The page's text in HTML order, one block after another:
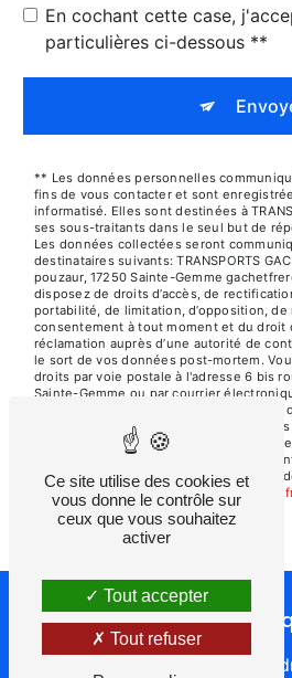
En cochant cette case,
particulières ci-dessous **
** Les données personnelles
fins de vous contacter et sont
informatisé. Elles sont destinées à
ses sous-traitants dans le seul but de
Les données collectées seront
destinataires suivants: TRANSPORTS
pouzaur, 17250 Sainte-Gemme
disposez de droits d’accès, de
portabilité, de limitation, d’opposition, de
consentement à tout moment et du droit
réclamation auprès d’une autorité de
le sort de vos données post-mortem.
droits par voie postale à l'adresse 6 bis
Sainte-Gemme ou par courrier
gachetfreres@orange.fr. Un justificatif
demandé. Nous conservons vos
prise de contact puis pendant la durée
fins probatoires et de gestion des
vous inscrire sur la liste d'opposition au
disponible à cette adresse:
pour plus d’informations sur vos droits.
Recherches
- 2026 - Tous
Ce site utilise des cookies et
vous donne le contrôle sur
ceux que vous souhaitez
activer
Tout accepter
Tout refuser